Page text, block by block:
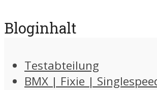
Bloginhalt
Testabteilung
BMX | Fixie |